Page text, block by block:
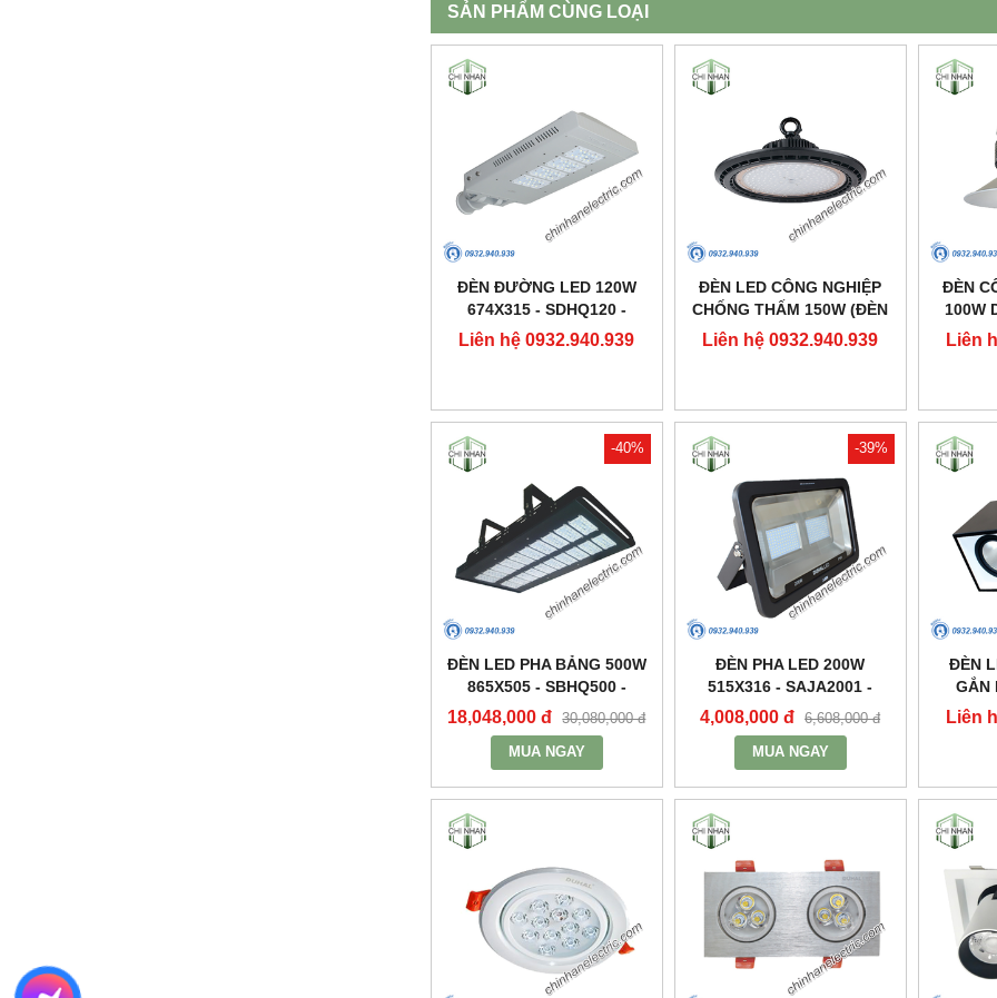
SẢN PHẨM CÙNG LOẠI
ĐÈN ĐƯỜNG LED 120W
674X315 - SDHQ120 -
DUHAL
Liên hệ 0932.940.939
ĐÈN LED CÔNG NGHIỆP
CHỐNG THẤM 150W (ĐÈN
HIGHBAY NHÀ XƯỞNG) -
DDB150 - DUHAL
Liên hệ 0932.940.939
ĐÈN
100W
Liên
-40%
ĐÈN LED PHA BẢNG 500W
865X505 - SBHQ500 -
DUHAL
18,048,000 đ 30,080,000 đ
MUA NGAY
-39%
ĐÈN PHA LED 200W
515X316 - SAJA2001 -
DUHAL
4,008,000 đ 6,608,000 đ
MUA NGAY
ĐÈN
GẮN
2X30W
Liên